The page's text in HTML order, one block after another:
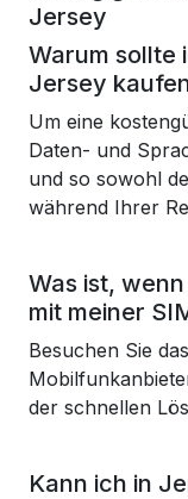
Jersey
Warum sollte
Jersey
Um eine
Daten- und
und so sowohl
während Ihrer
Was ist,
mit meiner
Besuchen Sie
der schnellen
Kann ich in